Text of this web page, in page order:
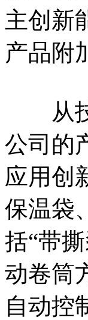
主创新
产品附
从技
公司的
应用创
保温袋
括“带
动卷筒
自动控